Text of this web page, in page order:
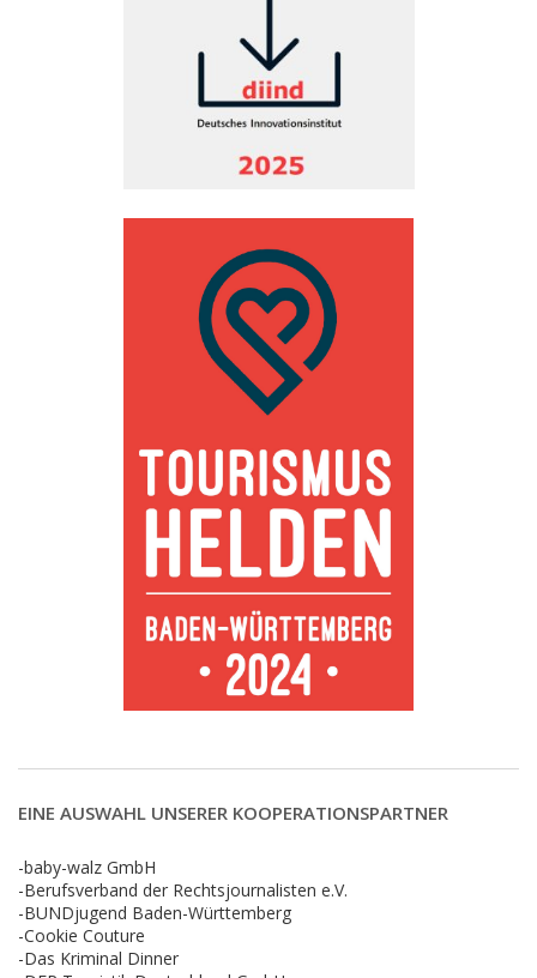
EINE AUSWAHL UNSERER KOOPERATIONSPARTNER
-baby-walz GmbH
-Berufsverband der Rechtsjournalisten e.V.
-BUNDjugend Baden-Württemberg
-Cookie Couture
-Das Kriminal Dinner